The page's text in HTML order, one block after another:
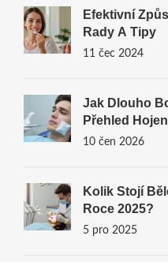
Efektivní
Rady A Tipy
11 čec 2024
Jak Dlouho
Přehled
10 čen 2026
Kolik Stojí
Roce 2025?
5 pro 2025